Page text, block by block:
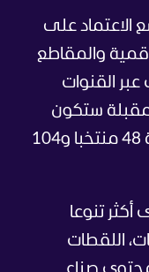
الاعتماد على
والمقاطع
عبر القنوات
ستكون
الأكبر في تاريخ البطولة، بمشاركة 48 منتخبا و104
تنوعا
اللقطات